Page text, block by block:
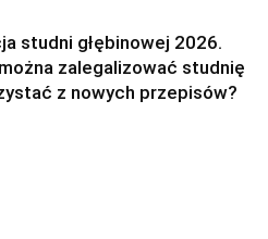
studni głębinowej 2026.
zalegalizować studnię
z nowych przepisów?